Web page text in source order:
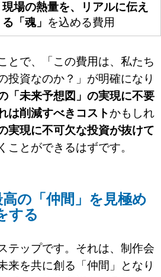
現場の熱量を、リアルに伝え
る「魂」 を込める費用
とで、「この費用は、私たち
投資なのか？」が明確になり
「未来予想図」の実現に不要
は削減すべきコストかもしれ
実現に不可欠な投資が抜けて
ことができるはずです。
の「仲間」を見極め
する
テップです。それは、制作会
来を共に創る「仲間」となり